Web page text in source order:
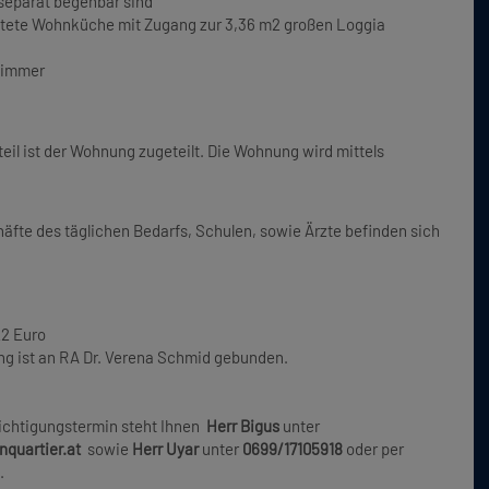
Wohnküche mit Zugang zur 3,36 m2 großen Loggia
ist der Wohnung zugeteilt. Die Wohnung wird mittels
des täglichen Bedarfs, Schulen, sowie Ärzte befinden sich
Euro
ist an RA Dr. Verena Schmid gebunden.
steht Ihnen Herr Bigus unter
sowie Herr Uyarunter 0699/17105918 oder per